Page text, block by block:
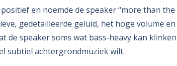
en noemde de speaker “more than the
gedetailleerde geluid, het hoge volume en
de speaker soms wat bass-heavy kan
subtiel achtergrondmuziek wilt.